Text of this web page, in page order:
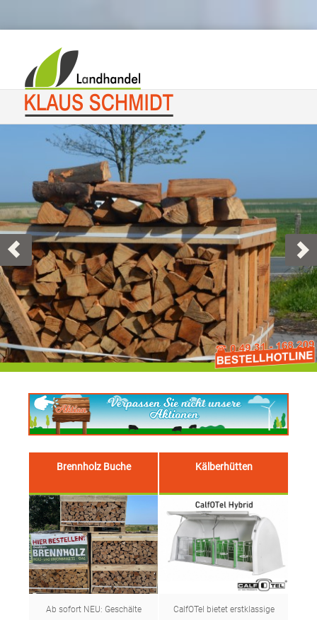
Brennholz Buche
Ab sofort NEU: Geschälte
Kälberhütten
CalfOTel bietet erstklassige